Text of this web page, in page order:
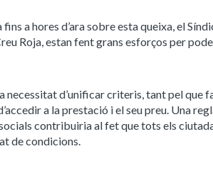
a hores d’ara sobre esta queixa, el
Roja, estan fent grans esforços per
d’unificar criteris, tant pel que
a la prestació i el seu preu. Una
contribuiria al fet que tots els
de condicions.